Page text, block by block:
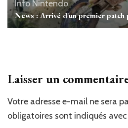
Info Nintendo
News : Arrivé d'un premier patch
Laisser un
Votre adresse e-mail ne sera
obligatoires sont indiqués avec